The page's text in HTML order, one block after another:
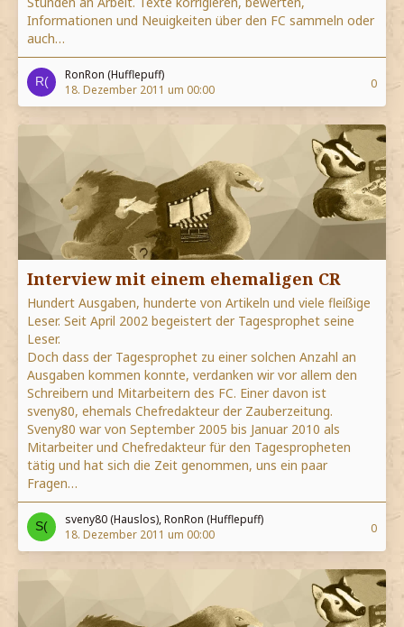
Informationen und Neuigkeiten über den FC sammeln oder
auch…
RonRon (Hufflepuff)
18. Dezember 2011 um 00:00
0
Interview mit einem ehemaligen CR
Hundert Ausgaben, hunderte von Artikeln und viele fleißige
Leser. Seit April 2002 begeistert der Tagesprophet seine
Leser.
Doch dass der Tagesprophet zu einer solchen Anzahl an
Ausgaben kommen konnte, verdanken wir vor allem den
Schreibern und Mitarbeitern des FC. Einer davon ist
sveny80, ehemals Chefredakteur der Zauberzeitung.
Sveny80 war von September 2005 bis Januar 2010 als
Mitarbeiter und Chefredakteur für den Tagespropheten
tätig und hat sich die Zeit genommen, uns ein paar
Fragen…
sveny80 (Hauslos), RonRon (Hufflepuff)
18. Dezember 2011 um 00:00
0